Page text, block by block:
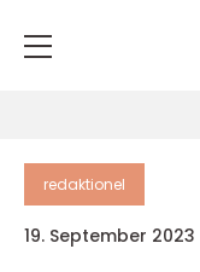
redaktionel
19. September 2023